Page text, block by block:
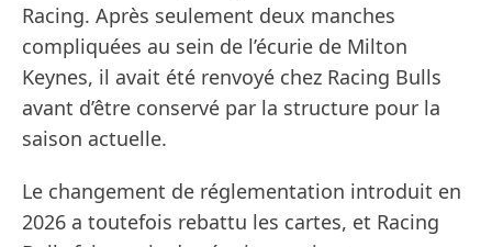
Racing. Après seulement deux manches
compliquées au sein de l’écurie de Milton
Keynes, il avait été renvoyé chez Racing Bulls
avant d’être conservé par la structure pour la
saison actuelle.
Le changement de réglementation introduit en
2026 a toutefois rebattu les cartes, et Racing